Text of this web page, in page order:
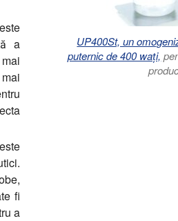
a
fi
a
UP400St, un
puternic de 400 wați,